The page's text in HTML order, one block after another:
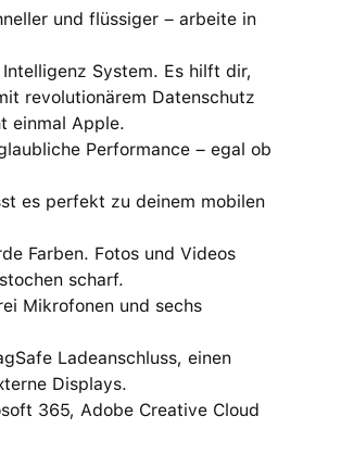
und flüssiger – arbeite in
Intelligenz System. Es hilft dir,
revolutionärem Datenschutz
einmal Apple.
Performance – egal ob
es perfekt zu deinem mobilen
Farben. Fotos und Videos
scharf.
Mikrofonen und sechs
Ladeanschluss, einen
Displays.
365, Adobe Creative Cloud